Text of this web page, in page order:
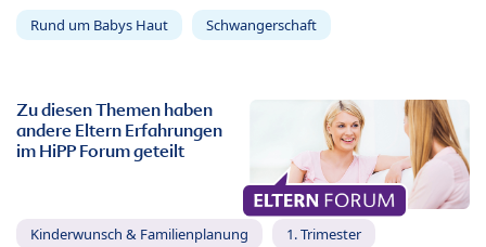
Rund um Babys Haut Schwangerschaft
Zu diesen Themen haben
andere Eltern Erfahrungen
im HiPP Forum geteilt
Kinderwunsch & Familienplanung 1. Trimester